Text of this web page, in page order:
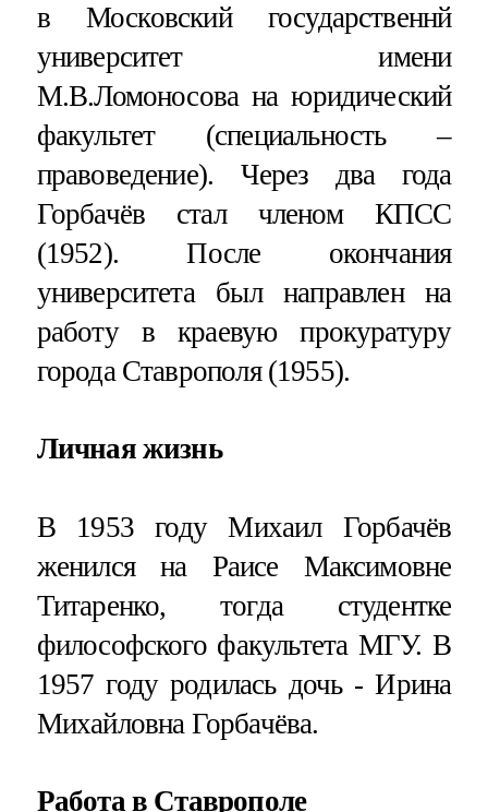
в Московский государственнй
университет имени
М.В.Ломоносова на юридический
факультет (специальность –
правоведение). Через два года
Горбачёв стал членом КПСС
(1952). После окончания
университета был направлен на
работу в краевую прокуратуру
города Ставрополя (1955).
Личная жизнь
В 1953 году Михаил Горбачёв
женился на Раисе Максимовне
Титаренко, тогда студентке
философского факультета МГУ. В
1957 году родилась дочь - Ирина
Михайловна Горбачёва.
Работа в Ставрополе